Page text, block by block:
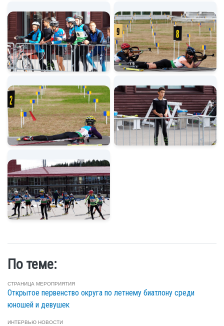
По теме:
СТРАНИЦА МЕРОПРИЯТИЯ
Открытое первенство округа по летнему биатлону среди
юношей и девушек
ИНТЕРВЬЮ НОВОСТИ